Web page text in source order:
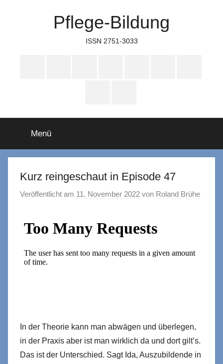
Pflege-Bildung
ISSN 2751-3033
Menü
Kurz reingeschaut in Episode 47
Veröffentlicht am 11. November 2022 von Roland Brühe
In der Theorie kann man abwägen und überlegen,
in der Praxis aber ist man wirklich da und dort gilt’s.
Das ist der Unterschied. Sagt Ida, Auszubildende in